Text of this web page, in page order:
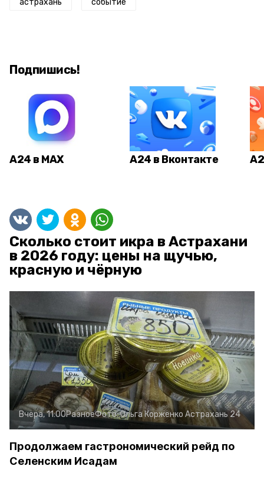
астрахань событие
Подпишись!
А24 в MAX А24 в Вконтакте
Сколько стоит икра в Астрахани
в 2026 году: цены на щучью,
красную и чёрную
Вчера, 11:00РазноеФото:Ольга Корженко Астрахань 24
Продолжаем гастрономический рейд по
Селенским Исадам